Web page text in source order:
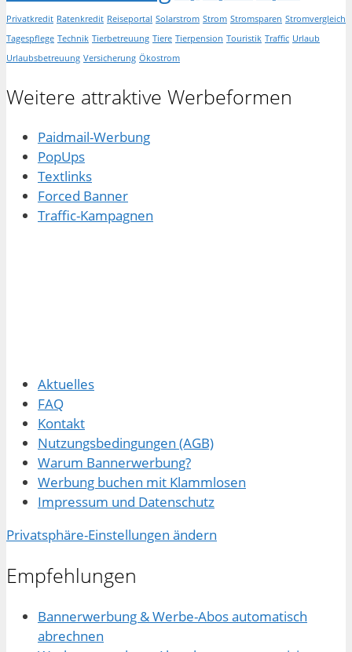
Privatkredit Ratenkredit Reiseportal Solarstrom Strom Stromsparen Stromvergleich
Tagespflege Technik Tierbetreuung Tiere Tierpension Touristik Traffic Urlaub
Urlaubsbetreuung Versicherung Ökostrom
Weitere attraktive Werbeformen
Paidmail-Werbung
PopUps
Textlinks
Forced Banner
Traffic-Kampagnen
Aktuelles
FAQ
Kontakt
Nutzungsbedingungen (AGB)
Warum Bannerwerbung?
Werbung buchen mit Klammlosen
Impressum und Datenschutz
Privatsphäre-Einstellungen ändern
Empfehlungen
Bannerwerbung & Werbe-Abos automatisch
abrechnen